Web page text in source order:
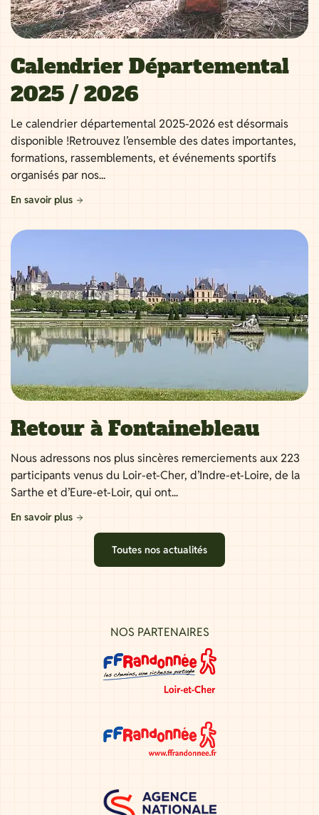
Calendrier Départemental
2025 / 2026
Le calendrier départemental 2025-2026 est désormais
disponible !Retrouvez l’ensemble des dates importantes,
formations, rassemblements, et événements sportifs
organisés par nos...
En savoir plus
Retour à Fontainebleau
Nous adressons nos plus sincères remerciements aux 223
participants venus du Loir-et-Cher, d’Indre-et-Loire, de la
Sarthe et d’Eure-et-Loir, qui ont...
En savoir plus
Toutes nos actualités
NOS PARTENAIRES